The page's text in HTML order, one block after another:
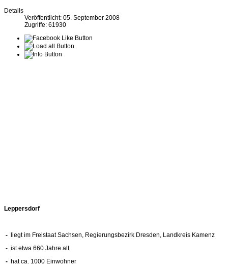
Details
Veröffentlicht: 05. September 2008
Zugriffe: 61930
Leppersdorf
-
liegt im Freistaat Sachsen, Regierungsbezirk Dresden, Landkreis Kamenz
- ist etwa 660 Jahre alt
- hat ca. 1000 Einwohner